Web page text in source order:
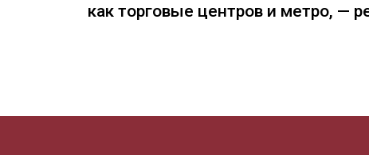
как торговые центров и метро, —